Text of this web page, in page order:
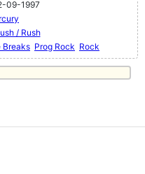
09-1997
/ Rush
Breaks Prog Rock Rock